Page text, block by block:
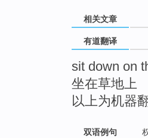
相关文章
有道翻译
sit down on
坐在草地上
以上为机器
双语例句